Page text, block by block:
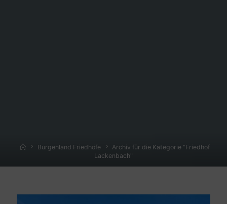
HomeBurgenland Friedhöfe
Archiv für die Kategorie "Friedhof
Lackenbach"